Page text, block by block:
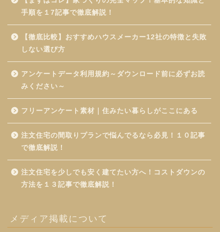
手順を１7記事で徹底解説！
【徹底比較】おすすめハウスメーカー12社の特徴と失敗
しない選び方
アンケートデータ利用規約～ダウンロード前に必ずお読
みください～
フリーアンケート素材｜住みたい暮らしがここにある
注文住宅の間取りプランで悩んでるなら必見！１０記事
で徹底解説！
注文住宅を少しでも安く建てたい方へ！コストダウンの
方法を１３記事で徹底解説！
メディア掲載について